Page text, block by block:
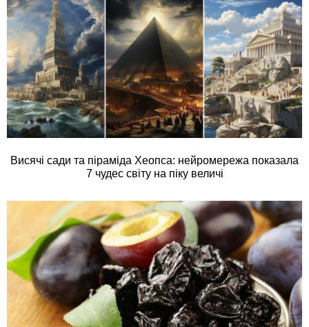
Висячі сади та піраміда Хеопса: нейромережа показала
7 чудес світу на піку величі